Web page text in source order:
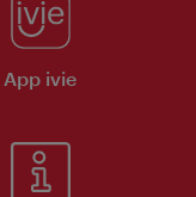
App ivie